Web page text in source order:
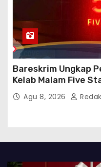
Bareskrim Ungkap
Kelab Malam Five
Diamankan
Agu 8, 2026